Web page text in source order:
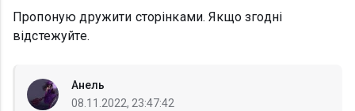
Пропоную дружити сторінками. Якщо згодні
відстежуйте.
Анель
08.11.2022, 23:47:42